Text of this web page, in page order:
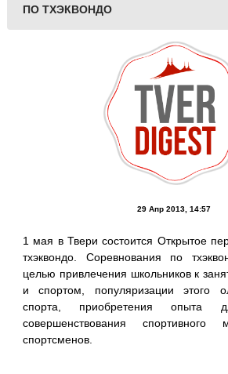
ПО ТХЭКВОНДО
29 Апр 2013, 14:57
1 мая в Твери состоится Открытое
тхэквондо. Соревнования по
целью привлечения школьников к
и спортом, популяризации этого
спорта, приобретения опыта
совершенствования спортивного
спортсменов.